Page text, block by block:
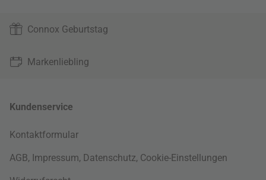
Connox Geburtstag
Markenliebling
Kundenservice
Kontaktformular
AGB, Impressum, Datenschutz, Cookie-Einstellungen